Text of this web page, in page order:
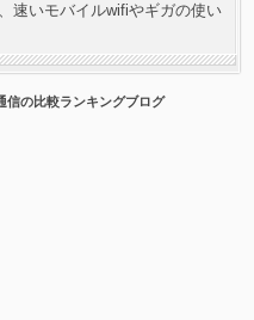
速いモバイルwifiやギガの使い
信の比較ランキングブログ